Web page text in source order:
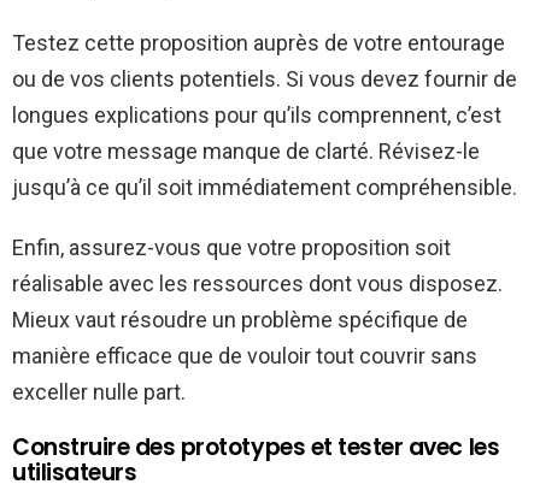
Testez cette proposition auprès de votre entourage
ou de vos clients potentiels. Si vous devez fournir de
longues explications pour qu’ils comprennent, c’est
que votre message manque de clarté. Révisez-le
jusqu’à ce qu’il soit immédiatement compréhensible.
Enfin, assurez-vous que votre proposition soit
réalisable avec les ressources dont vous disposez.
Mieux vaut résoudre un problème spécifique de
manière efficace que de vouloir tout couvrir sans
exceller nulle part.
Construire des prototypes et tester avec les
utilisateurs